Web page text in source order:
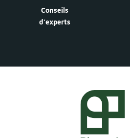
Conseils
d’experts